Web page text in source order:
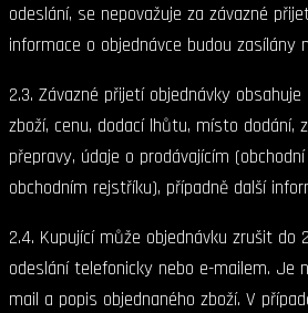
odeslání, se nepovažuje za závazné
informace o objednávce budou zasílány
2.3. Závazné přijetí objednávky
zboží, cenu, dodací lhůtu, místo dodání,
přepravy, údaje o prodávajícím
obchodním rejstříku), případně další
2.4. Kupující může objednávku zrušit do
odeslání telefonicky nebo e-mailem. Je
mail a popis objednaného zboží. V